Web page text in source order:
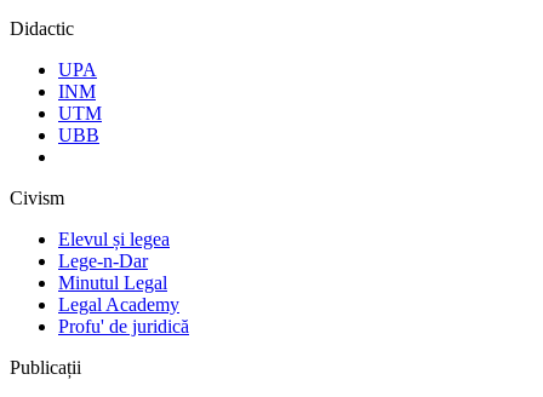
Didactic
UPA
INM
UTM
UBB
Civism
Elevul și legea
Lege-n-Dar
Minutul Legal
Legal Academy
Profu' de juridică
Publicații